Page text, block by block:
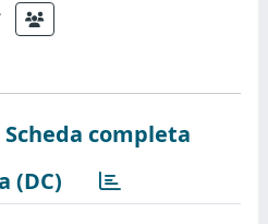
Scheda completa
(DC)